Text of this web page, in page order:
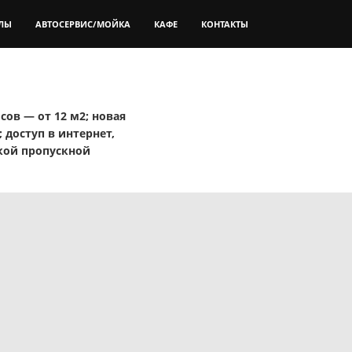
АВТОСЕРВИС/МОЙКА КАФЕ КОНТАКТЫ
— от 12 м2; новая
в интернет,
пропускной